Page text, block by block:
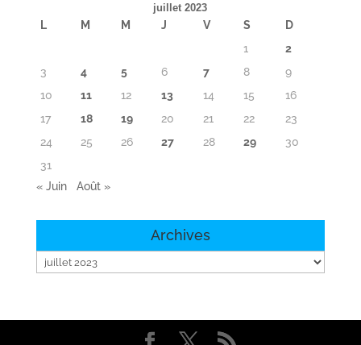
juillet 2023
L M M J V S
D
1
2
3
4 5 6 7 8
9
10
11 12 13 14 15
16
17
18 19 20 21 22
23
24
25 26 27 28 29
30
31
« Juin
Août »
Archives
Archives